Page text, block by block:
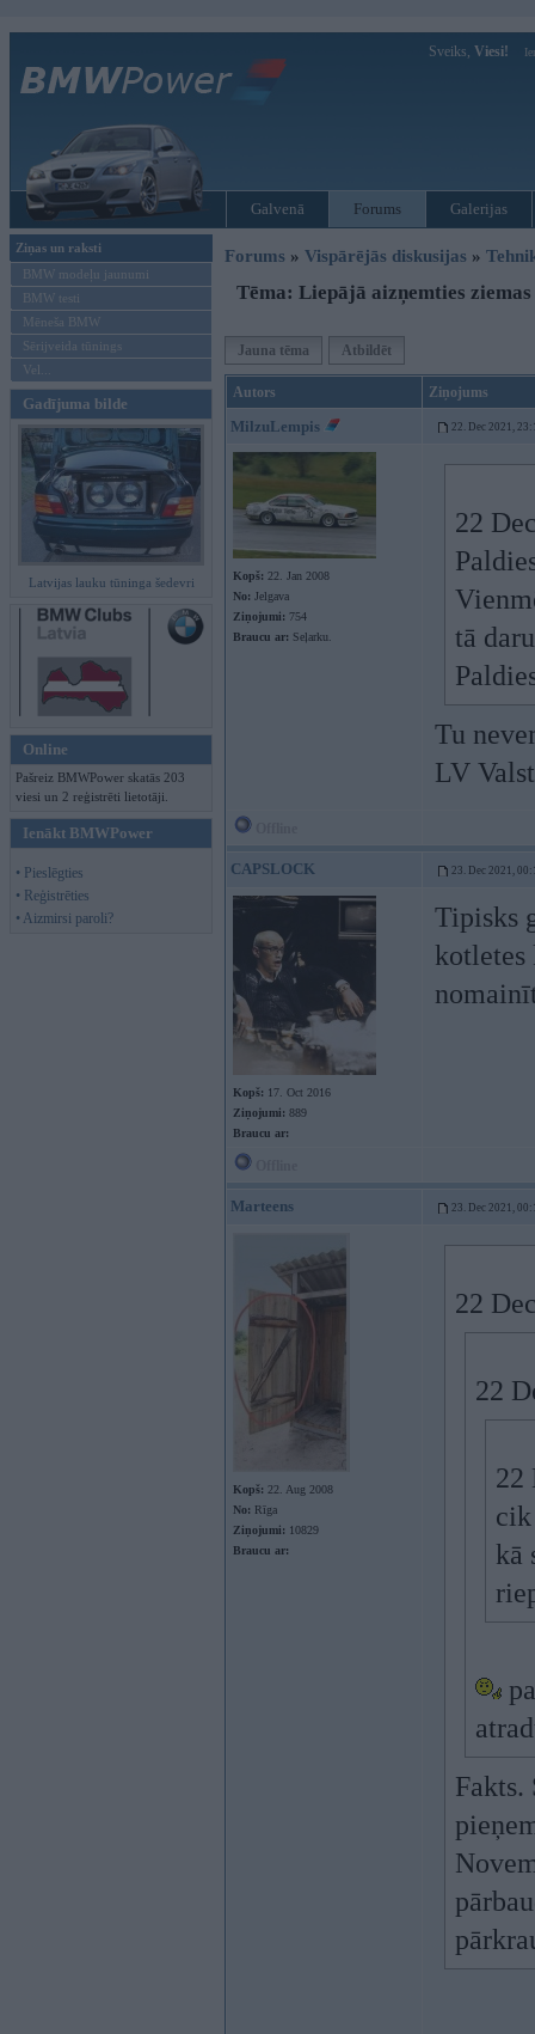
Sveiks, Viesi!
Galvenā Forums Galerijas
Ziņas un raksti
BMW modeļu jaunumi
BMW testi
Mēneša BMW
Sērijveida tūnings
Vel...
Gadījuma bilde
Latvijas lauku tūninga šedevri
Online
Pašreiz BMWPower skatās 203
viesi un 2 reģistrēti lietotāji.
Ienākt BMWPower
• Pieslēgties
• Reģistrēties
• Aizmirsi paroli?
Forums » Vispārējās diskusijas »
Tēma: Liepājā aizņemties
Jauna tēma Atbildēt
Autors Ziņojums
MilzuLempis 22. Dec 2021,
Kopš: 22. Jan 2008
No: Jelgava
Ziņojumi: 754
Braucu ar: Seļarku.
22
tā
Tu
LV
CAPSLOCK 23. Dec 2021,
Kopš: 17. Oct 2016
Ziņojumi: 889
Braucu ar:
Tipisks
kotletes
Marteens 23. Dec 2021,
Kopš: 22. Aug 2008
No: Rīga
Ziņojumi: 10829
Braucu ar:
22
22
22
kā
Fakts.